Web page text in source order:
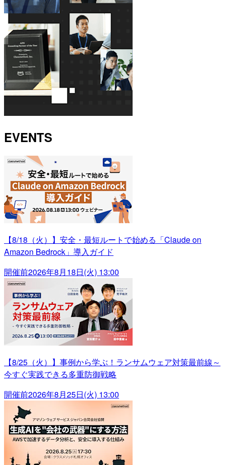
EVENTS
【8/18（火）】安全・最短ルートで始める「Claude on
Amazon Bedrock」導入ガイド
開催前2026年8月18日(火) 13:00
【8/25（火）】事例から学ぶ！ランサムウェア対策最前線～
今すぐ実践できる多重防御戦略
開催前2026年8月25日(火) 13:00